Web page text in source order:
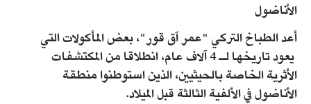
الأناضول
أعد الطباخ التركي "عمر آق قور"، بعض المأكولات التي
يعود تاريخها لـ 4 آلاف عام، انطلاقا من المكتشفات
الأثرية الخاصة بالحيثيين، الذين استوطنوا منطقة
الأناضول في الألفية الثالثة قبل الميلاد.